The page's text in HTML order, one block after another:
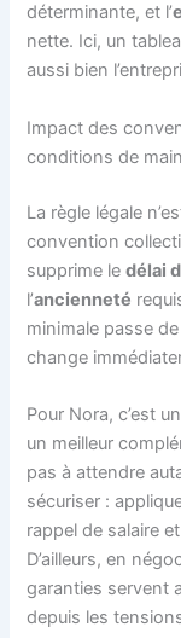
déterminante, et l’
nette. Ici, un
aussi bien
Impact des
conditions de
La règle légale
convention
supprime ledélai
l’ancienneté
minimale passe
change
Pour Nora, c’est
un meilleur
pas à attendre
sécuriser :
rappel de salaire
D’ailleurs, en
garanties servent
depuis les